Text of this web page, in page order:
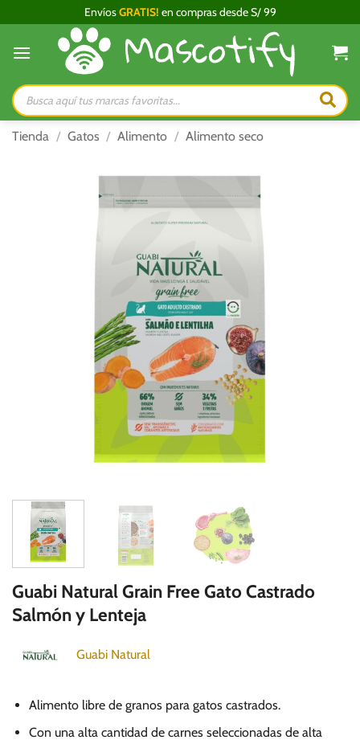
al
contenido
EnvíosGRATIS! en compras desde S/ 99
Búsqueda
de
productos
Tienda / Gatos / Alimento / Alimento seco
Guabi Natural Grain Free Gato Castrado
Salmón y Lenteja
Guabi Natural
Alimento libre de granos para gatos castrados.
Con una alta cantidad de carnes seleccionadas de alta